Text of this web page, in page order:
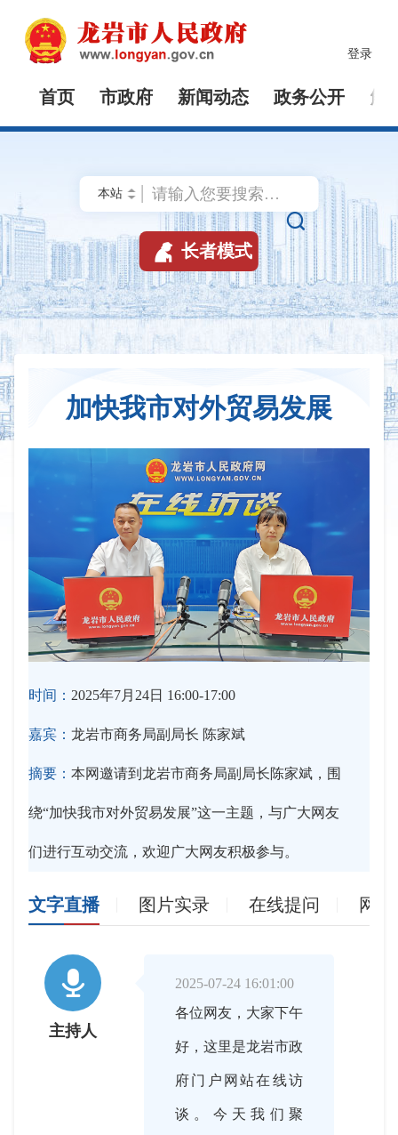
登录
首页 市政府 新闻动态 政务公开 解

 长者模式
加快我市对外贸易发展
时间： 2025年7月24日 16:00-17:00
嘉宾： 龙岩市商务局副局长 陈家斌
摘要： 本网邀请到龙岩市商务局副局长陈家斌，围
绕“加快我市对外贸易发展”这一主题，与广大网友
们进行互动交流，欢迎广大网友积极参与。
文字直播 图片实录 在线提问 网

主持人
2025-07-24 16:01:00
各位网友，大家下午
好，这里是龙岩市政
府门户网站在线访
谈。今天我们聚